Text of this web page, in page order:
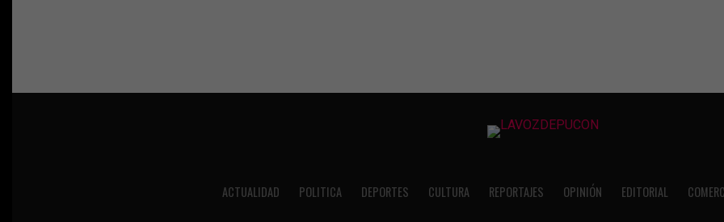
ACTUALIDAD POLITICA DEPORTES CULTURA REPORTAJES OPINIÓN EDITORIAL